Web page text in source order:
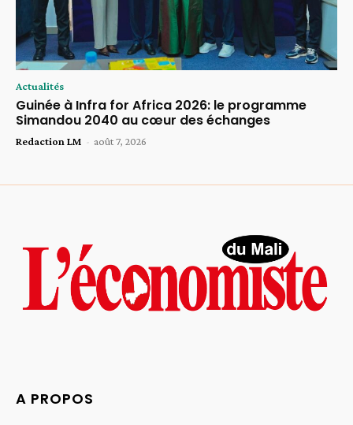
Actualités
Guinée à Infra for Africa 2026: le programme
Simandou 2040 au cœur des échanges
Redaction LM - août 7, 2026
A PROPOS